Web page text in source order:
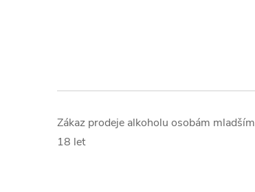
Zákaz prodeje alkoholu osobám mladším
18 let